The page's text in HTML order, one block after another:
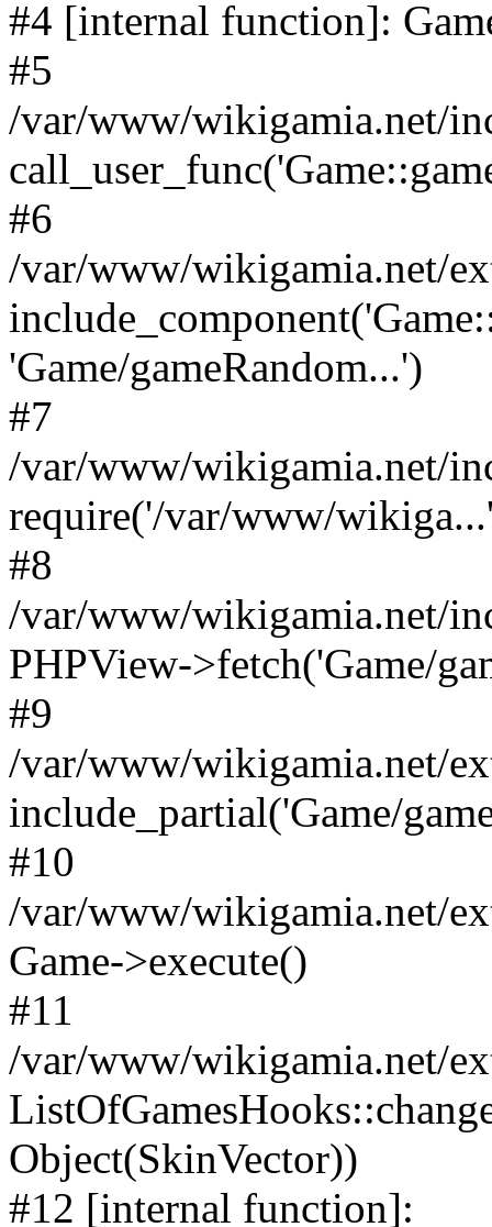
#4 [internal function]:
#5
/var/www/wikigamia.net/
#6
/var/www/wikigamia.net/
'Game/gameRandom...')
#7
/var/www/wikigamia.net/
require('/var/www/
#8
/var/www/wikigamia.net/
PHPView->fetch('Game/
#9
/var/www/wikigamia.net/
include_partial('Game/
#10
/var/www/wikigamia.net/
Game->execute()
#11
/var/www/wikigamia.net/
Object(SkinVector))
#12 [internal function]: